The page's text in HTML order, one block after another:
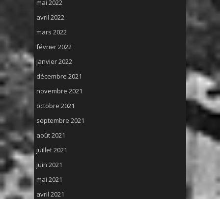
mai 2022
avril 2022
mars 2022
février 2022
janvier 2022
décembre 2021
novembre 2021
octobre 2021
septembre 2021
août 2021
juillet 2021
juin 2021
mai 2021
avril 2021